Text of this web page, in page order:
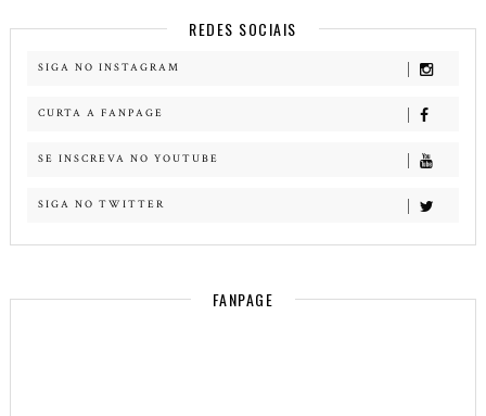
REDES SOCIAIS
SIGA NO INSTAGRAM
CURTA A FANPAGE
SE INSCREVA NO YOUTUBE
SIGA NO TWITTER
FANPAGE